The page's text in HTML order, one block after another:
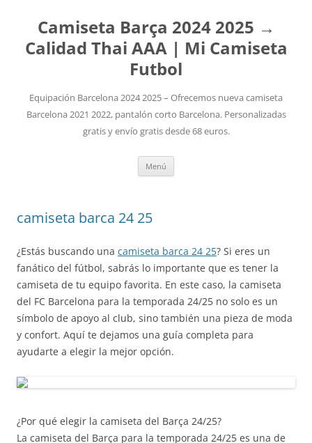
Camiseta Barça 2024 2025 →
Calidad Thai AAA | Mi Camiseta
Futbol
Equipación Barcelona 2024 2025 – Ofrecemos nueva camiseta
Barcelona 2021 2022, pantalón corto Barcelona. Personalizadas
gratis y envío gratis desde 68 euros.
Menú
camiseta barca 24 25
¿Estás buscando una camiseta barca 24 25? Si eres un
fanático del fútbol, sabrás lo importante que es tener la
camiseta de tu equipo favorita. En este caso, la camiseta
del FC Barcelona para la temporada 24/25 no solo es un
símbolo de apoyo al club, sino también una pieza de moda
y confort. Aquí te dejamos una guía completa para
ayudarte a elegir la mejor opción.
¿Por qué elegir la camiseta del Barça 24/25?
La camiseta del Barça para la temporada 24/25 es una de